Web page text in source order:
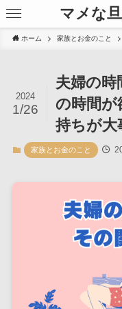
マメな
ホーム 家族とお金のこと
夫婦の
の時間が
持ちが大
2024
1/26
家族とお金のこと